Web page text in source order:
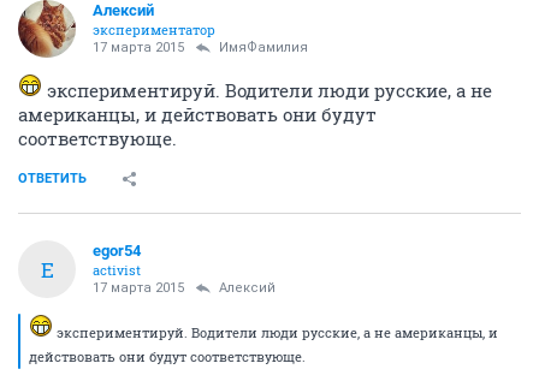
Алексий
экспериментатор
17 марта 2015 ИмяФамилия
экспериментируй. Водители люди русские, а не
американцы, и действовать они будут
соответствующе.
ОТВЕТИТЬ
E
egor54
activist
17 марта 2015 Алексий
экспериментируй. Водители люди русские, а не американцы, и
действовать они будут соответствующе.